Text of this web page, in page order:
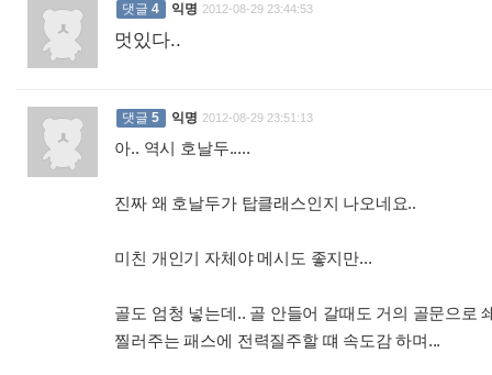
댓글 4 익명 2012-08-29 23:44:53
멋있다..
댓글 5 익명 2012-08-29 23:51:13
아.. 역시 호날두.....
진짜 왜 호날두가 탑클래스인지 나오네요..
미친 개인기 자체야 메시도 좋지만...
골도 엄청 넣는데.. 골 안들어 갈때도 거의 골문으로
찔러주는 패스에 전력질주할 떄 속도감 하며...